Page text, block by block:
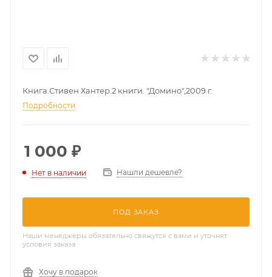
Книга.Стивен Хантер.2 книги. "Домино",2009 г.
Подробности
1 000 ₽
Нет в наличии Нашли дешевле?
ПОД ЗАКАЗ
Наши менеджеры обязательно свяжутся с вами и уточнят
условия заказа
Хочу в подарок